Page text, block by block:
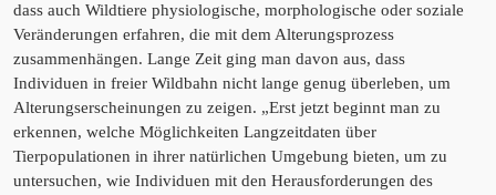
dass auch Wildtiere physiologische, morphologische oder soziale
Veränderungen erfahren, die mit dem Alterungsprozess
zusammenhängen. Lange Zeit ging man davon aus, dass
Individuen in freier Wildbahn nicht lange genug überleben, um
Alterungserscheinungen zu zeigen. „Erst jetzt beginnt man zu
erkennen, welche Möglichkeiten Langzeitdaten über
Tierpopulationen in ihrer natürlichen Umgebung bieten, um zu
untersuchen, wie Individuen mit den Herausforderungen des